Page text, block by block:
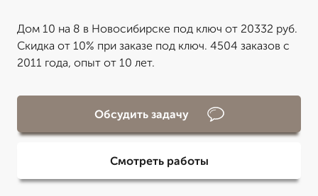
Дом 10 на 8 в Новосибирске под ключ от 20332 руб.
Скидка от 10% при заказе под ключ. 4504 заказов с
2011 года, опыт от 10 лет.
Обсудить задачу
Смотреть работы